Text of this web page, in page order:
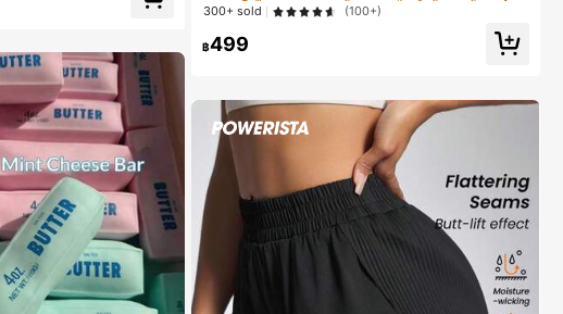
เกือบหมดแล้ว!
เกือบหมดแล้ว!
#1 ขายดี
300+ sold (100+)
฿499